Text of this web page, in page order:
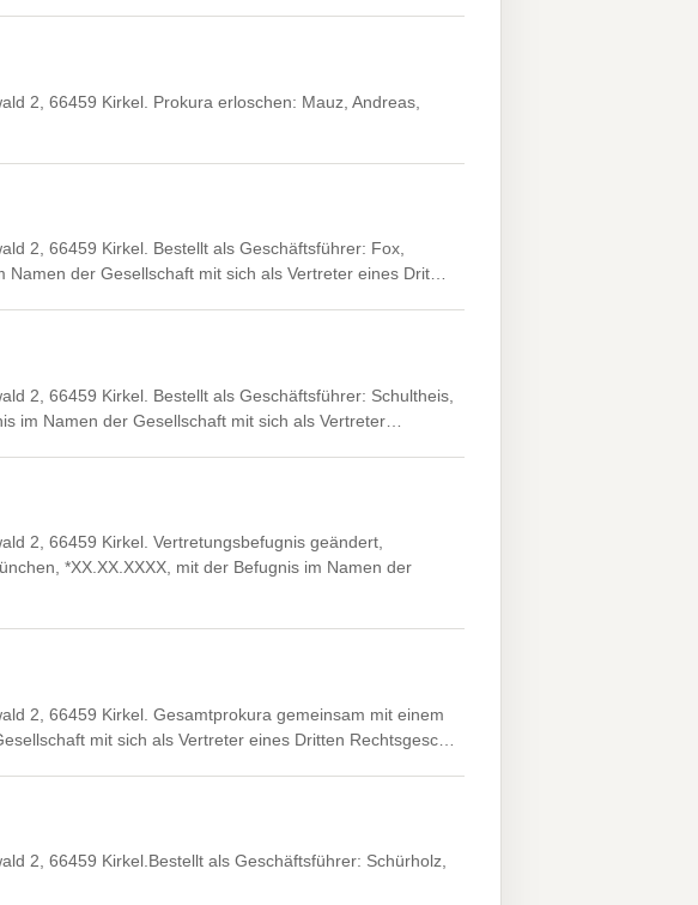
2, 66459 Kirkel. Prokura erloschen: Mauz, Andreas,
2, 66459 Kirkel. Bestellt als Geschäftsführer: Fox,
der Gesellschaft mit sich als Vertreter eines Drit…
2, 66459 Kirkel. Bestellt als Geschäftsführer: Schultheis,
im Namen der Gesellschaft mit sich als Vertreter…
2, 66459 Kirkel. Vertretungsbefugnis geändert,
*XX.XX.XXXX, mit der Befugnis im Namen der
2, 66459 Kirkel. Gesamtprokura gemeinsam mit einem
mit sich als Vertreter eines Dritten Rechtsgesc…
2, 66459 Kirkel.Bestellt als Geschäftsführer: Schürholz,